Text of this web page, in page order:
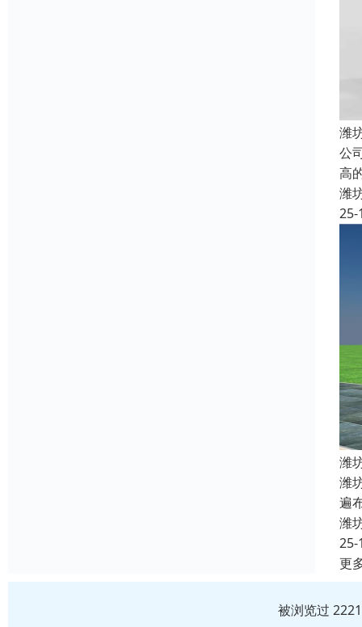
潍
公
高
潍
25-
潍
潍
遍
潍
25-
更
被浏览过